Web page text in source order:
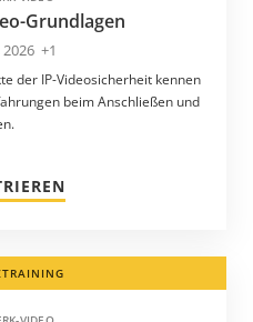
Grundlagen
2026 +1
der IP-Videosicherheit kennen
beim Anschließen und